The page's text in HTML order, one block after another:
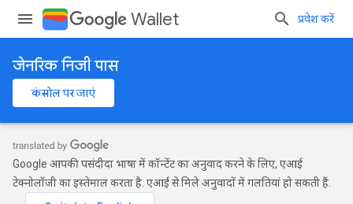
Wallet प्रवेश करें
जेनरिक निजी पास
कंसोल पर जाएं
Google आपकी पसंदीदा भाषा में कॉन्टेंट का अनुवाद करने के लिए, एआई
टेक्नोलॉजी का इस्तेमाल करता है. एआई से मिले अनुवादों में गलतियां हो सकती हैं.